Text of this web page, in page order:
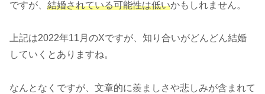
ですが、 結婚されている可能性は低いかもしれません。
上記は2022年11月のXですが、知り合いがどんどん結婚
していくとありますね。
なんとなくですが、文章的に羨ましさや悲しみが含まれて